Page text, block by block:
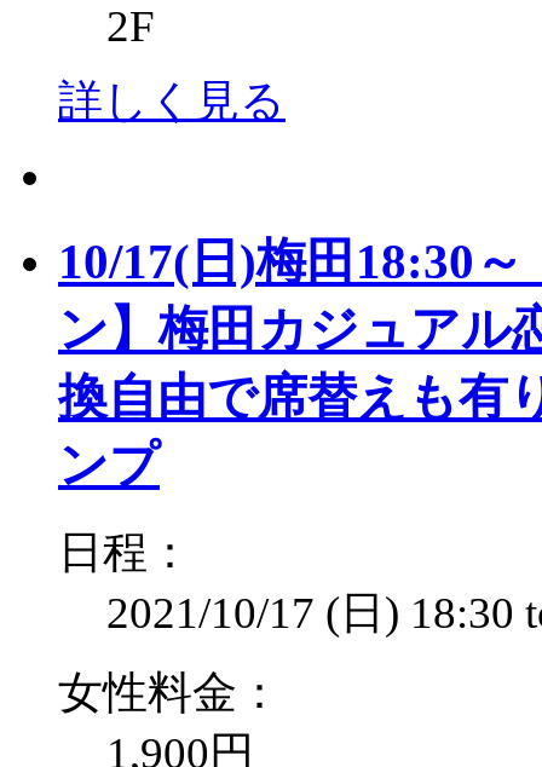
2F
詳しく見る
10/17(日)梅田18:30
ン】梅田カジュアル
換自由で席替えも有
ンプ
日程：
2021/10/17 (日) 18:30
女性料金：
1,900円